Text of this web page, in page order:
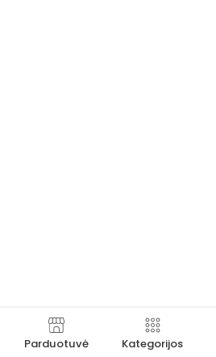
Parduotuvė Kategorijos